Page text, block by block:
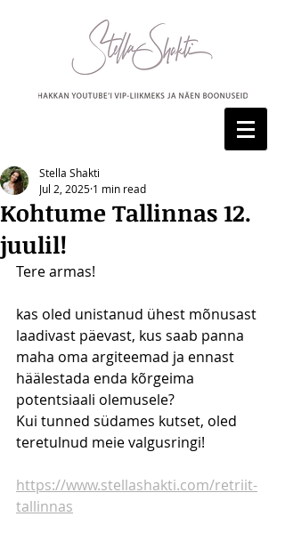
Kohtume Tallinnas 12.
juulil!
Stella Shakti
Jul 2, 2025 1 min read
Tere armas!
kas oled unistanud ühest mõnusast
laadivast päevast, kus saab panna
maha oma argiteemad ja ennast
häälestada enda kõrgeima
potentsiaali olemusele?
Kui tunned südames kutset, oled
teretulnud meie valgusringi!
https://www.stellashakti.com/retriit-
tallinnas